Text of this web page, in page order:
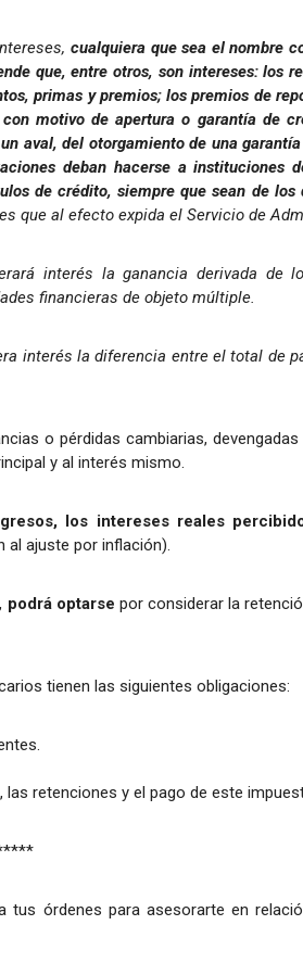
cualquiera que sea el nombre
que, entre otros, son intereses: los
primas y premios; los premios de
motivo de apertura o garantía de
aval, del otorgamiento de una
deban hacerse a instituciones
de crédito, siempre que sean de
que al efecto expida el Servicio de
interés la ganancia derivada de
financieras de objeto múltiple.
interés la diferencia entre el total de
o pérdidas cambiarias,
y al interés mismo.
los intereses reales
al ajuste por inflación).
podrá optarse por considerar la
tienen las siguientes obligaciones:
retenciones y el pago de este
órdenes para asesorarte en